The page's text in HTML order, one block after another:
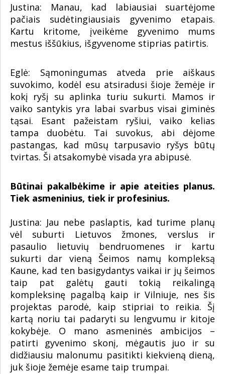
Justina: Manau, kad labiausiai suartėjome
pačiais sudėtingiausiais gyvenimo etapais.
Kartu kritome, įveikėme gyvenimo mums
mestus iššūkius, išgyvenome stiprias patirtis.
Eglė: Sąmoningumas atveda prie aiškaus
suvokimo, kodėl esu atsiradusi šioje žemėje ir
kokį ryšį su aplinka turiu sukurti. Mamos ir
vaiko santykis yra labai svarbus visai giminės
tąsai. Esant pažeistam ryšiui, vaiko kelias
tampa duobėtu. Tai suvokus, abi dėjome
pastangas, kad mūsų tarpusavio ryšys būtų
tvirtas. Ši atsakomybė visada yra abipusė.
Būtinai pakalbėkime ir apie ateities planus.
Tiek asmeninius, tiek ir profesinius.
Justina: Jau nebe paslaptis, kad turime planų
vėl suburti Lietuvos žmones, verslus ir
pasaulio lietuvių bendruomenes ir kartu
sukurti dar vieną Šeimos namų kompleksą
Kaune, kad ten basigydantys vaikai ir jų šeimos
taip pat galėtų gauti tokią reikalingą
kompleksinę pagalbą kaip ir Vilniuje, nes šis
projektas parodė, kaip stipriai to reikia. Šį
kartą noriu tai padaryti su lengvumu ir kitoje
kokybėje. O mano asmeninės ambicijos –
patirti gyvenimo skonį, mėgautis juo ir su
didžiausiu malonumu pasitikti kiekvieną dieną,
juk šioje žemėje esame taip trumpai.